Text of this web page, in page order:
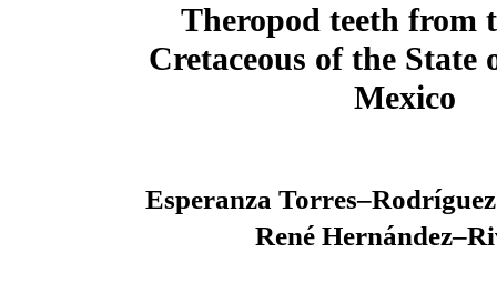
Theropod teeth from
Cretaceous of the State
Mexico
Esperanza Torres–Rodríguez
René